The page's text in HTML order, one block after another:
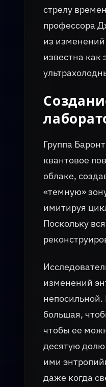
стрелу
профессора
из изменений
известна как
Группа
квантовое
облаке,
«темную»
имитируя
Поскольку
изменений
большая,
чтобы ее
десятую долю
ими
даже когда